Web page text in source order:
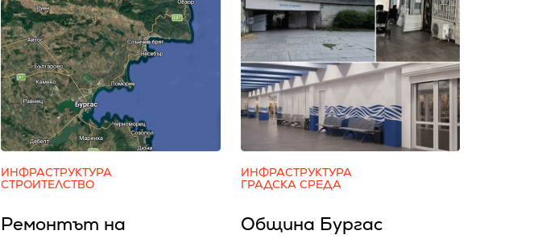
ИНФРАСТРУКТУРА
СТРОИТЕЛСТВО
Ремонтът на
ИНФРАСТРУКТУРА
ГРАДСКА СРЕДА
Община Бургас